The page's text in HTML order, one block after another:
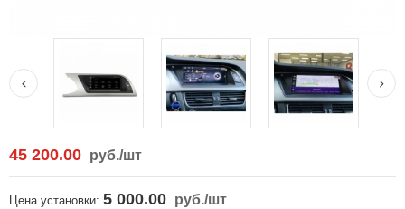
45 200.00 руб./шт
Цена установки: 5 000.00 руб./шт